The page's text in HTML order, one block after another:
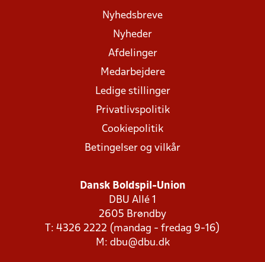
Nyhedsbreve
Nyheder
Afdelinger
Medarbejdere
Ledige stillinger
Privatlivspolitik
Cookiepolitik
Betingelser og vilkår
Dansk Boldspil-Union
DBU Allé 1
2605 Brøndby
T: 4326 2222 (mandag - fredag 9-16)
M: dbu@dbu.dk